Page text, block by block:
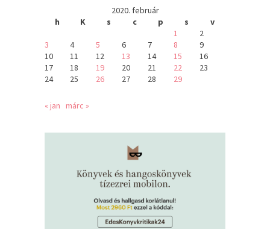
2020. február
h
K s c p s
v
1
2
3
4 5 6 7 8
9
10
11 12 13 14 15
16
17
18 19 20 21 22
23
24
25 26 27 28 29
« jan márc »